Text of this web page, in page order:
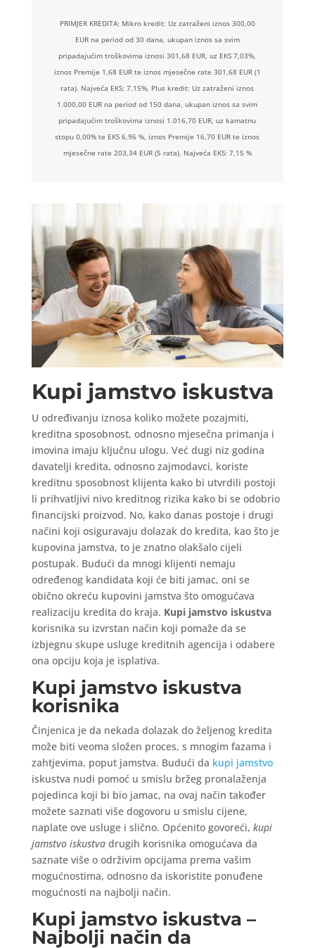
PRIMJER KREDITA: Mikro kredit: Uz zatraženi iznos 300,00
EUR na period od 30 dana, ukupan iznos sa svim
pripadajućim troškovima iznosi 301,68 EUR, uz EKS 7,03%,
iznos Premije 1,68 EUR te iznos mjesečne rate 301,68 EUR (1
rata). Najveća EKS: 7,15%, Plus kredit: Uz zatraženi iznos
1.000,00 EUR na period od 150 dana, ukupan iznos sa svim
pripadajućim troškovima iznosi 1.016,70 EUR, uz kamatnu
stopu 0,00% te EKS 6,96 %, iznos Premije 16,70 EUR te iznos
mjesečne rate 203,34 EUR (5 rata). Najveća EKS: 7,15 %
Kupi jamstvo iskustva
U određivanju iznosa koliko možete pozajmiti,
kreditna sposobnost, odnosno mjesečna primanja i
imovina imaju ključnu ulogu. Već dugi niz godina
davatelji kredita, odnosno zajmodavci, koriste
kreditnu sposobnost klijenta kako bi utvrdili postoji
li prihvatljivi nivo kreditnog rizika kako bi se odobrio
financijski proizvod. No, kako danas postoje i drugi
načini koji osiguravaju dolazak do kredita, kao što je
kupovina jamstva, to je znatno olakšalo cijeli
postupak. Budući da mnogi klijenti nemaju
određenog kandidata koji će biti jamac, oni se
obično okreću kupovini jamstva što omogućava
realizaciju kredita do kraja. Kupi jamstvo iskustva
korisnika su izvrstan način koji pomaže da se
izbjegnu skupe usluge kreditnih agencija i odabere
ona opciju koja je isplativa.
Kupi jamstvo iskustva
korisnika
Činjenica je da nekada dolazak do željenog kredita
može biti veoma složen proces, s mnogim fazama i
zahtjevima, poput jamstva. Budući da kupi jamstvo
iskustva nudi pomoć u smislu bržeg pronalaženja
pojedinca koji bi bio jamac, na ovaj način također
možete saznati više dogovoru u smislu cijene,
naplate ove usluge i slično. Općenito govoreći, kupi
jamstvo iskustvadrugih korisnika omogućava da
saznate više o održivim opcijama prema vašim
mogućnostima, odnosno da iskoristite ponuđene
mogućnosti na najbolji način.
Kupi jamstvo iskustva –
Najbolji način da